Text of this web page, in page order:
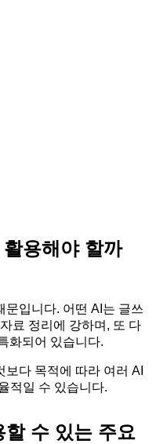
용해야 할까
문입니다. 어떤 AI는 글쓰
료 정리에 강하며, 또 다
화되어 있습니다.
다 목적에 따라 여러 AI
적일 수 있습니다.
수 있는 주요